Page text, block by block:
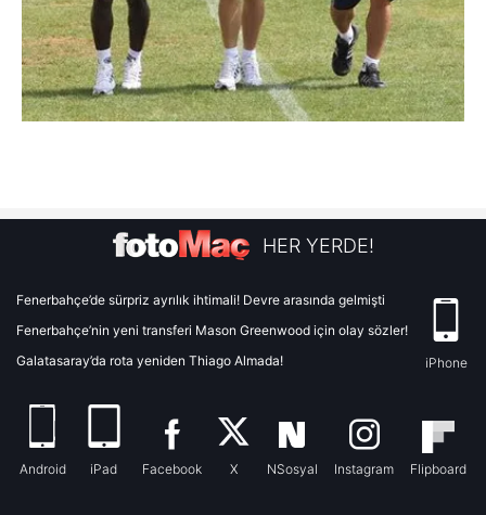
HER YERDE!
Fenerbahçe’de sürpriz ayrılık ihtimali! Devre arasında gelmişti
Fenerbahçe’nin yeni transferi Mason Greenwood için olay sözler!
Galatasaray’da rota yeniden Thiago Almada!
iPhone
Android iPad Facebook X NSosyal Instagram Flipboard